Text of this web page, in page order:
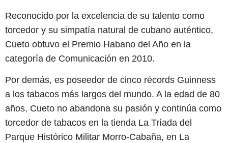
Reconocido por la excelencia de su talento como
torcedor y su simpatía natural de cubano auténtico,
Cueto obtuvo el Premio Habano del Año en la
categoría de Comunicación en 2010.
Por demás, es poseedor de cinco récords Guinness
a los tabacos más largos del mundo. A la edad de 80
años, Cueto no abandona su pasión y continúa como
torcedor de tabacos en la tienda La Tríada del
Parque Histórico Militar Morro-Cabaña, en La